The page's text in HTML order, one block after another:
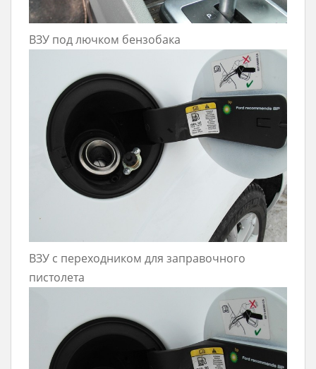
ВЗУ под лючком бензобака
ВЗУ с переходником для заправочного
пистолета